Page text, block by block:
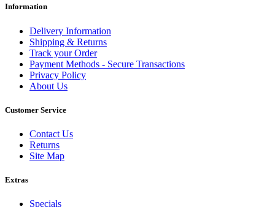
Information
Delivery Information
Shipping & Returns
Track your Order
Payment Methods - Secure Transactions
Privacy Policy
About Us
Customer Service
Contact Us
Returns
Site Map
Extras
Specials